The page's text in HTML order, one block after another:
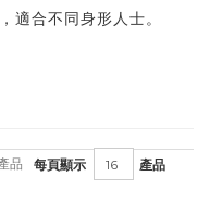
適合不同身形人士。
每頁顯示 產品
品